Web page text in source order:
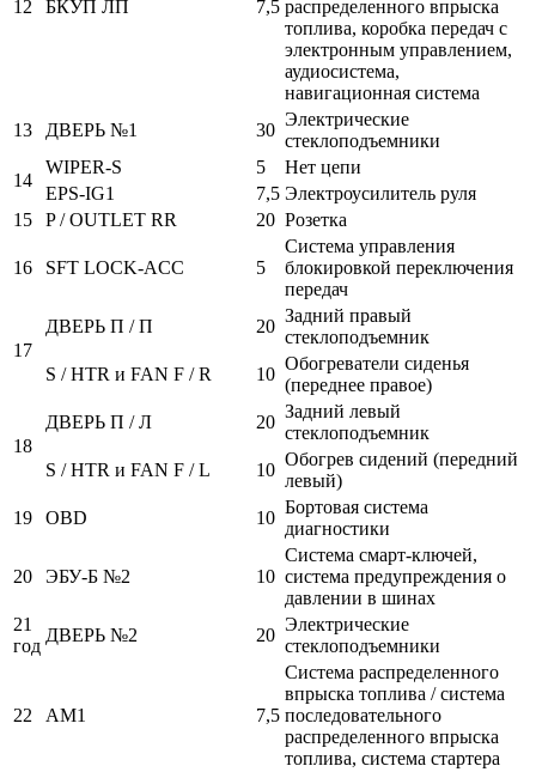
12 БКУП ЛП 7,5 распределенного впрыска
топлива, коробка передач с
электронным управлением,
аудиосистема,
навигационная система
13
ДВЕРЬ №1 30
Электрические
стеклоподъемники
14
WIPER-S 5
Нет цепи
EPS-IG1
7,5 Электроусилитель руля
15
P / OUTLET RR 20 Розетка
16 SFT LOCK-ACC 5
Система управления
блокировкой переключения
передач
17
ДВЕРЬ П / П 20
Задний правый
стеклоподъемник
S / HTR и FAN F / R
10
Обогреватели сиденья
(переднее правое)
18
ДВЕРЬ П / Л 20
Задний левый
стеклоподъемник
S / HTR и FAN F / L
10
Обогрев сидений (передний
левый)
19
OBD 10
Бортовая система
диагностики
20 ЭБУ-Б №2 10
Система смарт-ключей,
система предупреждения о
давлении в шинах
21
год
ДВЕРЬ №2 20
Электрические
стеклоподъемники
22 AM1 7,5
Система распределенного
впрыска топлива / система
последовательного
распределенного впрыска
топлива, система стартера